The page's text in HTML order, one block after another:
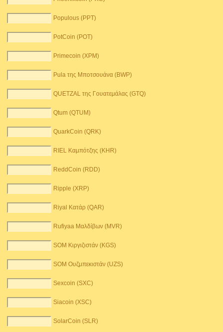
Populous (PPT)
PotCoin (POT)
Primecoin (XPM)
Pula της Μποτσουάνα (BWP)
QUETZAL της Γουατεμάλας (GTQ)
Qtum (QTUM)
QuarkCoin (QRK)
RIEL Καμπότζης (KHR)
ReddCoin (RDD)
Ripple (XRP)
Riyal Κατάρ (QAR)
Rufiyaa Μαλδίβων (MVR)
SOM Κιργιζιστάν (KGS)
SOM Ουζμπεκιστάν (UZS)
Sexcoin (SXC)
Siacoin (XSC)
SolarCoin (SLR)